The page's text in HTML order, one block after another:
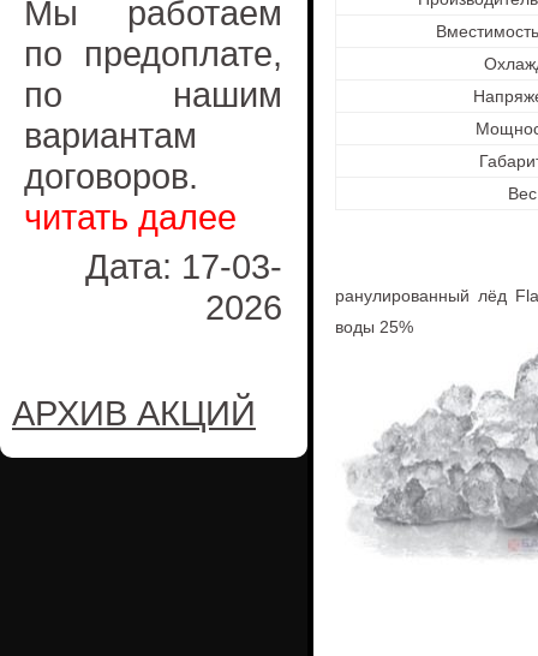
Мы работаем
по предоплате,
по нашим
вариантам
договоров.
читать далее
Дата: 17-03-
2026
АРХИВ АКЦИЙ
ранулированный лёд
воды 25%